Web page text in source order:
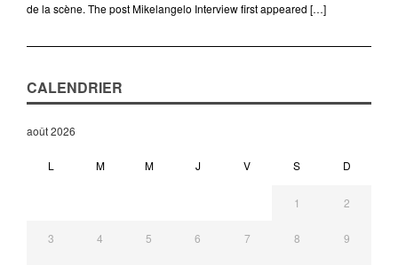
de la scène. The post Mikelangelo Interview first appeared […]
CALENDRIER
août 2026
L M M J V S D
1 2
3 4 5 6 7 8 9